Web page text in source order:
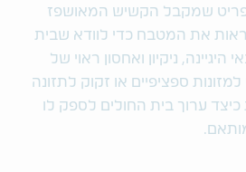
שמקבל הקשיש המאושפז
את המטבח כדי לוודא שבית
ניקיון ואחסון ראוי של
ספציפיים או זקוק לתזונה
ערוך בית החולים לספק לו